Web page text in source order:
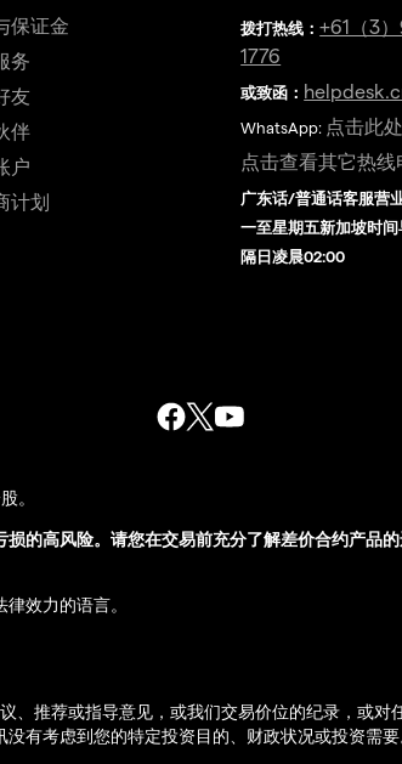
保证金
务
友
伴
户
计划
拨打热线 ：+61（3
1776
或致函：
WhatsApp: 点击此处
点击查看其它热线
广东话/普通话客服营
一至星期五新加坡时
隔日凌晨02:00
。
的高风险。请您在交易前充分了解差价合约产品
效力的语言。
、推荐或指导意见，或我们交易价位的纪录，或对
有考虑到您的特定投资目的、财政状况或投资需要